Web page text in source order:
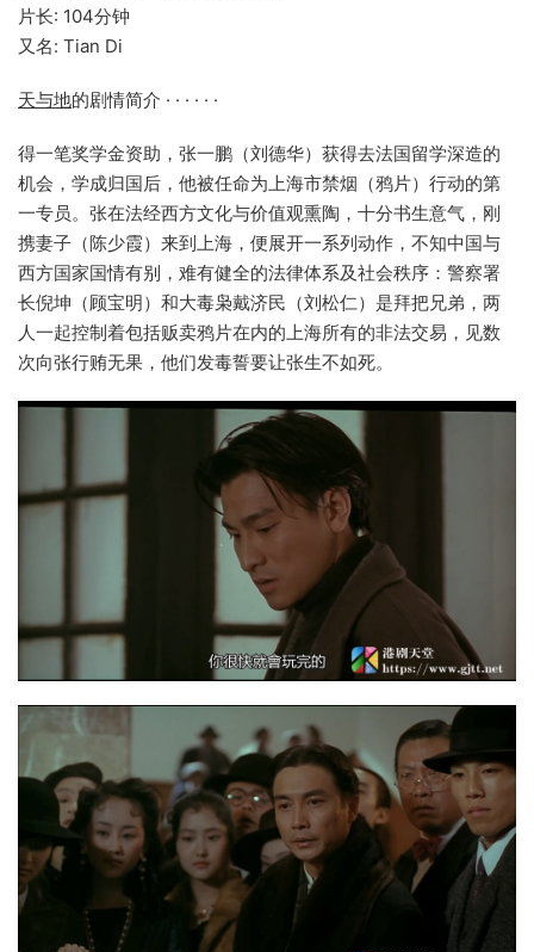
片长: 104分钟
又名: Tian Di
天与地的剧情简介 · · · · · ·
得一笔奖学金资助，张一鹏（刘德华）获得去法国留学深造的
机会，学成归国后，他被任命为上海市禁烟（鸦片）行动的第
一专员。张在法经西方文化与价值观熏陶，十分书生意气，刚
携妻子（陈少霞）来到上海，便展开一系列动作，不知中国与
西方国家国情有别，难有健全的法律体系及社会秩序：警察署
长倪坤（顾宝明）和大毒枭戴济民（刘松仁）是拜把兄弟，两
人一起控制着包括贩卖鸦片在内的上海所有的非法交易，见数
次向张行贿无果，他们发毒誓要让张生不如死。